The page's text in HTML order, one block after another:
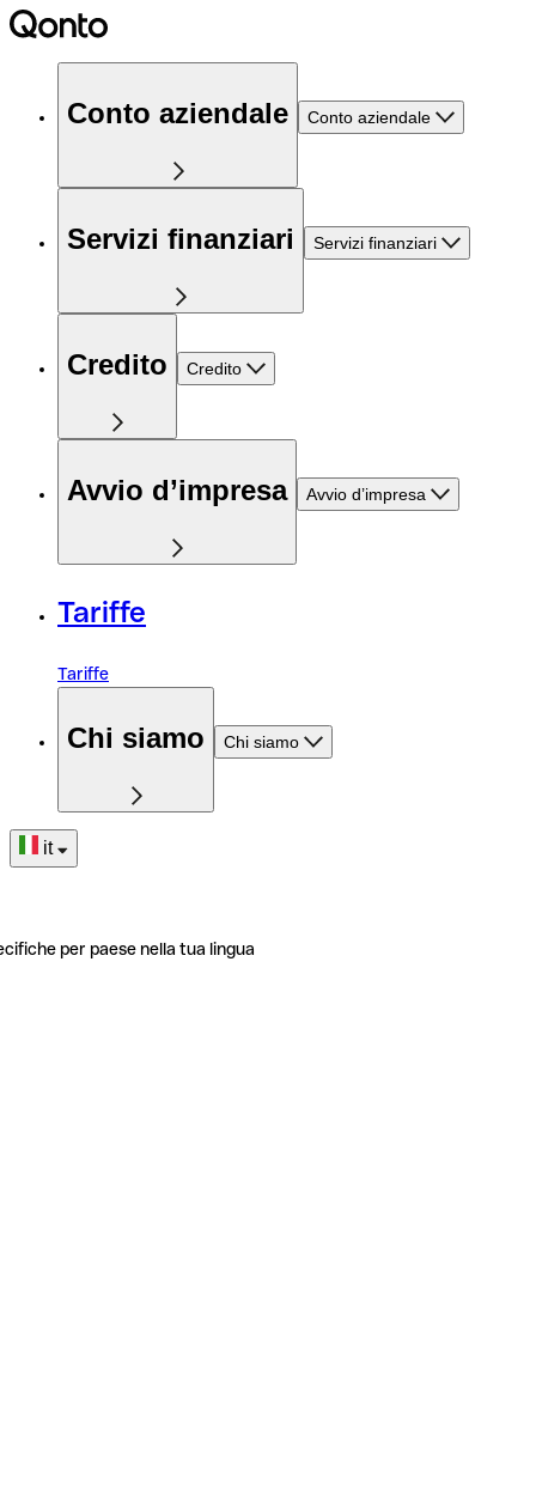
Conto aziendale Conto aziendale
Servizi finanziari Servizi finanziari
Credito Credito
Avvio d’impresa Avvio d’impresa
Tariffe
Tariffe
Chi siamo Chi siamo
it
per paese nella tua lingua